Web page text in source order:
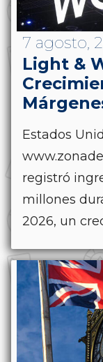
7 agosto,
Light &
Estados
registró
millones
2026, un